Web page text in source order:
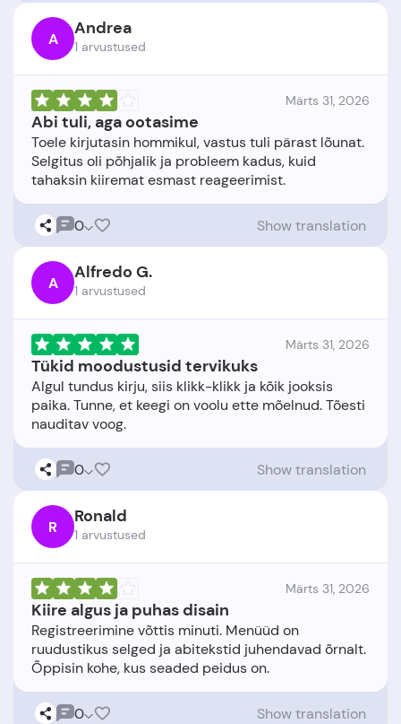
A Andrea
1 arvustused
Märts 31, 2026
Abi tuli, aga ootasime
Toele kirjutasin hommikul, vastus tuli pärast lõunat.
Selgitus oli põhjalik ja probleem kadus, kuid
0 Show translation
A Alfredo G.
1 arvustused
Märts 31, 2026
Tükid moodustusid tervikuks
Algul tundus kirju, siis klikk-klikk ja kõik jooksis
paika. Tunne, et keegi on voolu ette mõelnud. Tõesti
0 Show translation
R Ronald
1 arvustused
Märts 31, 2026
Kiire algus ja puhas disain
Registreerimine võttis minuti. Menüüd on
ruudustikus selged ja abitekstid juhendavad õrnalt.
0 Show translation